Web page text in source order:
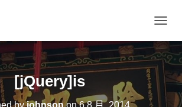
O
G
G
E
[jQuery]is
byjohnsonon6 8 月, 2014